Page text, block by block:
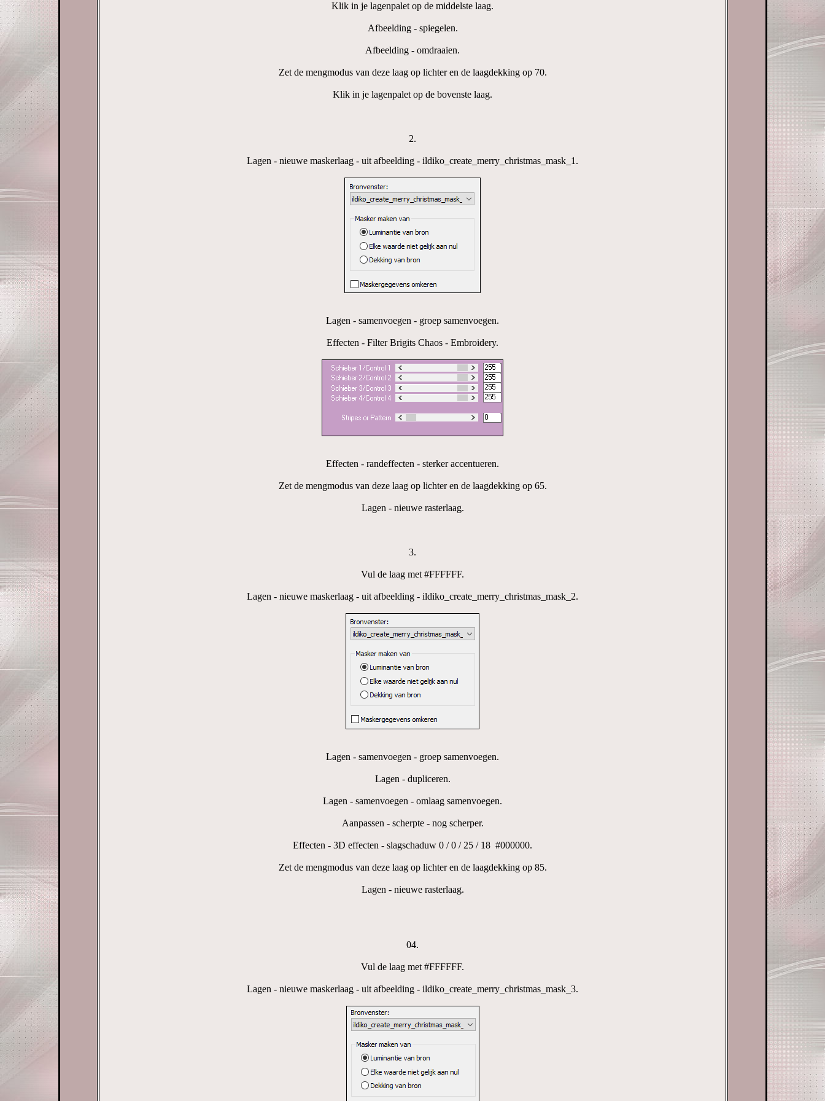
Klik in je lagenpalet op de middelste laag.
Afbeelding - spiegelen.
Afbeelding - omdraaien.
Zet de mengmodus van deze laag op lichter en de laagdekking op 70.
Klik in je lagenpalet op de bovenste laag.
2.
Lagen - nieuwe maskerlaag - uit afbeelding - ildiko_create_merry_christmas_mask_1.
Lagen - samenvoegen - groep samenvoegen.
Effecten - Filter Brigits Chaos - Embroidery.
Effecten - randeffecten - sterker accentueren.
Zet de mengmodus van deze laag op lichter en de laagdekking op 65.
Lagen - nieuwe rasterlaag.
3.
Vul de laag met #FFFFFF.
Lagen - nieuwe maskerlaag - uit afbeelding - ildiko_create_merry_christmas_mask_2.
Lagen - samenvoegen - groep samenvoegen.
Lagen - dupliceren.
Lagen - samenvoegen - omlaag samenvoegen.
Aanpassen - scherpte - nog scherper.
Effecten - 3D effecten - slagschaduw 0 / 0 / 25 / 18 #000000.
Zet de mengmodus van deze laag op lichter en de laagdekking op 85.
Lagen - nieuwe rasterlaag.
04.
Vul de laag met #FFFFFF.
Lagen - nieuwe maskerlaag - uit afbeelding - ildiko_create_merry_christmas_mask_3.